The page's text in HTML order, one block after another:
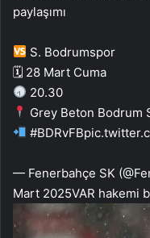
paylaşımı
S. Bodrumspor
🗓 28 Mart Cuma
20.30
Grey Beton Bodrum
— Fenerbahçe SK
Mart 2025VAR hakemi